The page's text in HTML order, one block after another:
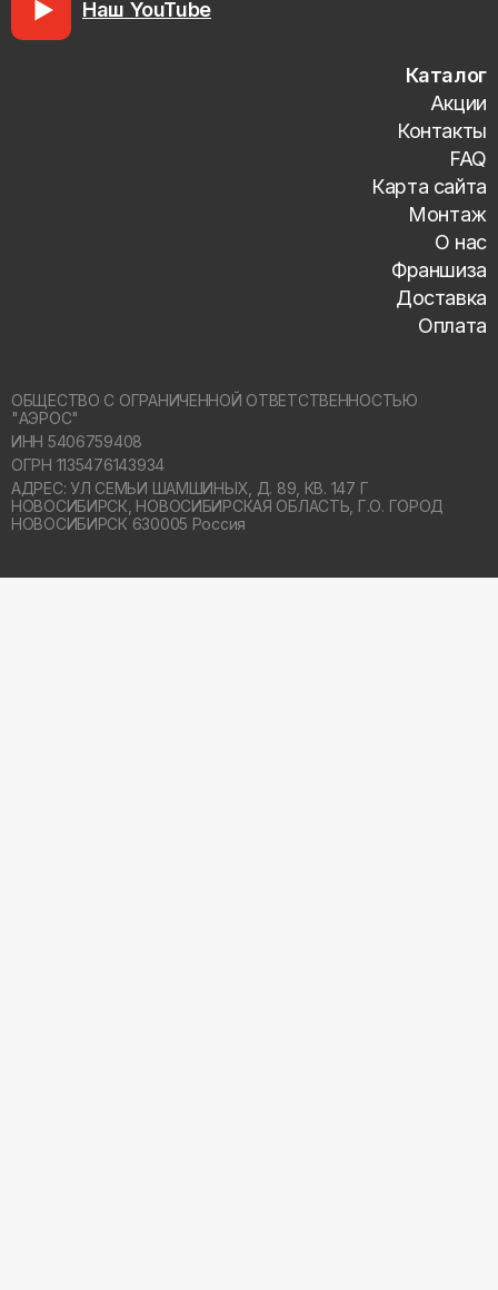
Наш YouTube
Каталог
Акции
Контакты
FAQ
Карта сайта
Монтаж
О нас
Франшиза
Доставка
Оплата
ОБЩЕСТВО С ОГРАНИЧЕННОЙ ОТВЕТСТВЕННОСТЬЮ
"АЭРОС"
ИНН 5406759408
ОГРН 1135476143934
АДРЕС: УЛ СЕМЬИ ШАМШИНЫХ, Д. 89, КВ. 147 Г
НОВОСИБИРСК, НОВОСИБИРСКАЯ ОБЛАСТЬ, Г.О. ГОРОД
НОВОСИБИРСК 630005 Россия